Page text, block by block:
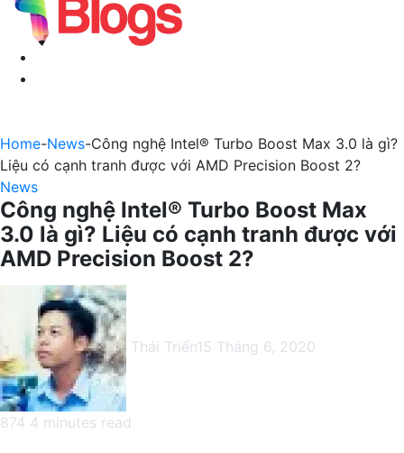
Home-News-Công nghệ Intel® Turbo Boost Max 3.0 là gì?
Liệu có cạnh tranh được với AMD Precision Boost 2?
News
Công nghệ Intel® Turbo Boost Max
3.0 là gì? Liệu có cạnh tranh được với
AMD Precision Boost 2?
Thái Triển15 Tháng 6, 2020
874 4 minutes read